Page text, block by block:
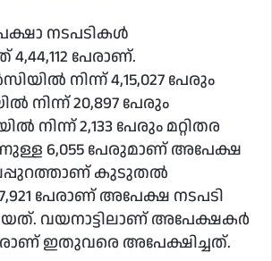
നടപടികൾ
പേരാണ്‌.
നിന്ന് 4,15,027 പേരും
20,897 പേരും
2,133 പേരും മറ്റിതര
6,055 പേരുമാണ് അപേക്ഷ
കുടുതൽ
പേരാണ്‌ അപേക്ഷ നടപടി
വയനാട്ടിലാണ് അപേക്ഷകർ
ഇതുവരെ അപേക്ഷിച്ചത്.